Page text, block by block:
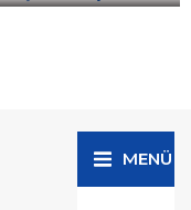
MENÜ